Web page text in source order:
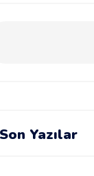
Son Yazılar